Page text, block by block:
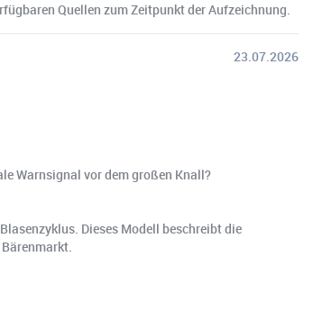
Quellen zum Zeitpunkt der Aufzeichnung.
23.07.2026
Warnsignal vor dem großen Knall?
Dieses Modell beschreibt die